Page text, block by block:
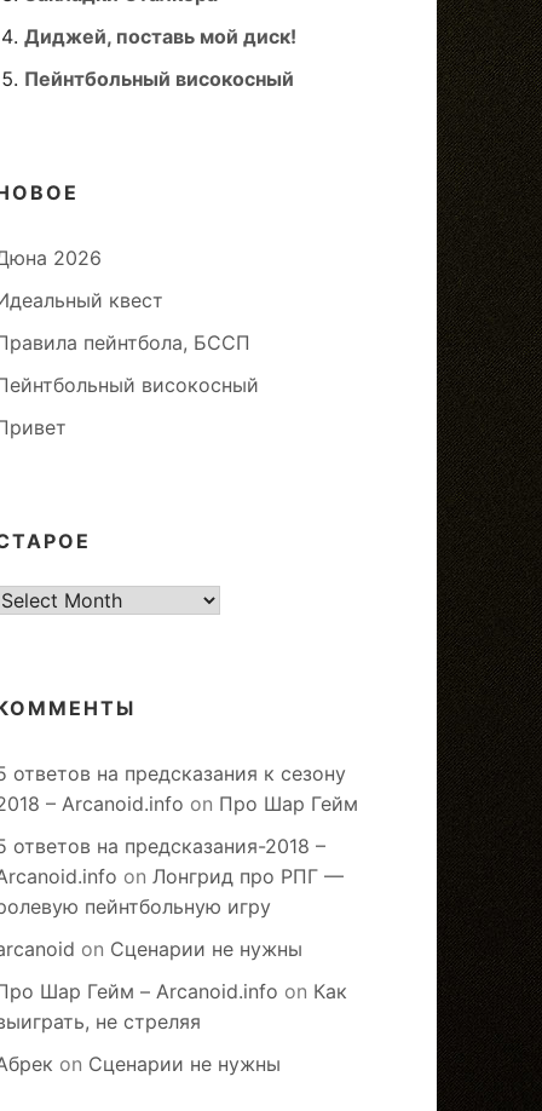
Диджей, поставь мой диск!
Пейнтбольный високосный
2026
квест
пейнтбола, БССП
високосный
ответов на предсказания к сезону
– Arcanoid.info on Про Шар Гейм
ответов на предсказания-2018 –
on Лонгрид про РПГ —
пейнтбольную игру
on Сценарии не нужны
Шар Гейм – Arcanoid.info on Как
не стреляя
on Сценарии не нужны